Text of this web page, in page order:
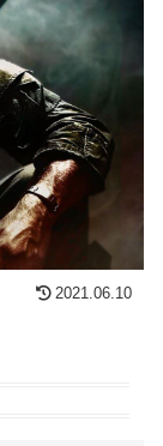
2021.06.10